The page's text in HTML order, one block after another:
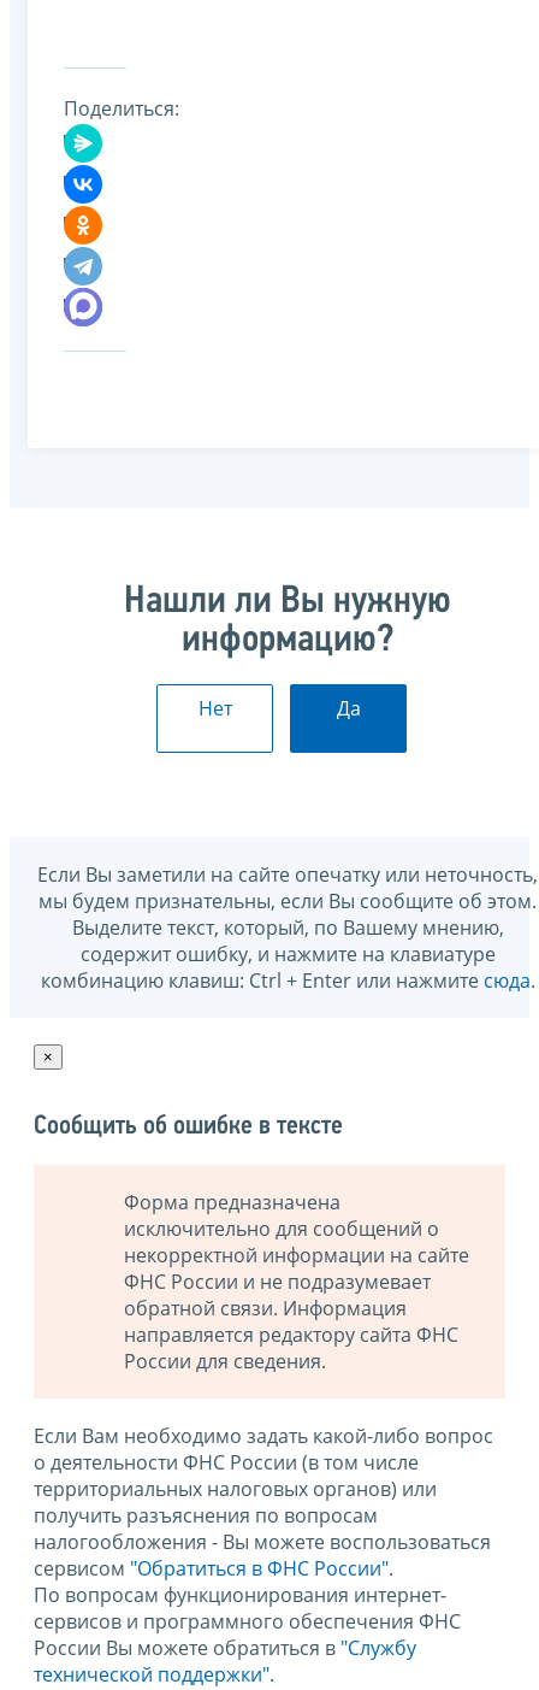
Поделиться:
Нашли ли Вы нужную
информацию?
Нет Да
Если Вы заметили на сайте опечатку или неточность,
мы будем признательны, если Вы сообщите об этом.
Выделите текст, который, по Вашему мнению,
содержит ошибку, и нажмите на клавиатуре
комбинацию клавиш: Ctrl + Enter или нажмите сюда.
×
Сообщить об ошибке в тексте
Форма предназначена
исключительно для сообщений о
некорректной информации на сайте
ФНС России и не подразумевает
обратной связи. Информация
направляется редактору сайта ФНС
России для сведения.
Если Вам необходимо задать какой-либо вопрос
о деятельности ФНС России (в том числе
территориальных налоговых органов) или
получить разъяснения по вопросам
налогообложения - Вы можете воспользоваться
сервисом "Обратиться в ФНС России".
По вопросам функционирования интернет-
сервисов и программного обеспечения ФНС
России Вы можете обратиться в "Службу
технической поддержки".